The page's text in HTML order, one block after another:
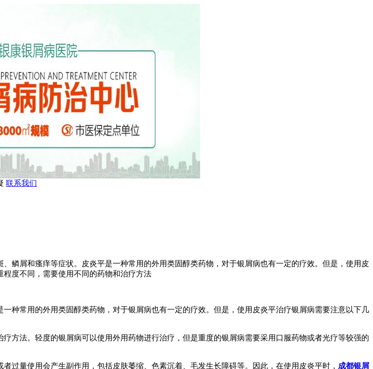
联系我们
鳞屑和瘙痒等症状。皮炎平是一种常用的外用类固醇类药物，对于银屑病也有一定的疗效。但是，使用皮
度不同，需要使用不同的药物和治疗方法
种常用的外用类固醇类药物，对于银屑病也有一定的疗效。但是，使用皮炎平治疗银屑病需要注意以下几
方法。轻度的银屑病可以使用外用药物进行治疗，但是重度的银屑病需要采用口服药物或者光疗等较强的
过量使用会产生副作用，包括皮肤萎缩、色素沉着、毛发生长障碍等。因此，在使用皮炎平时， 成都银屑